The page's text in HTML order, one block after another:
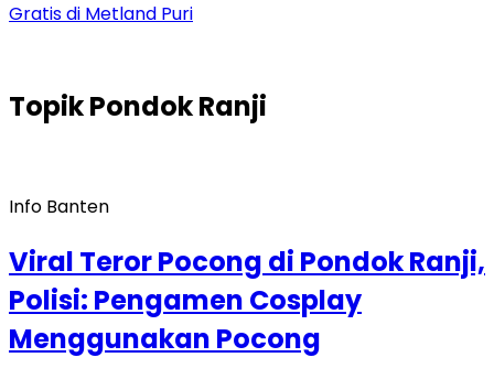
Gratis di Metland Puri
TopikPondok Ranji
Info Banten
Viral Teror Pocong di Pondok Ranji,
Polisi: Pengamen Cosplay
Menggunakan Pocong